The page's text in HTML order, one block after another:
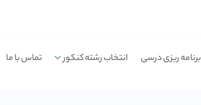
برنامه ریزی درسی انتخاب رشته کنکور تماس با ما